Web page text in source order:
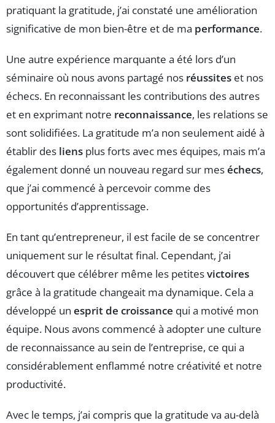
pratiquant la gratitude, j’ai constaté une amélioration
significative de mon bien-être et de ma performance.
Une autre expérience marquante a été lors d’un
séminaire où nous avons partagé nos réussites et nos
échecs. En reconnaissant les contributions des autres
et en exprimant notre reconnaissance, les relations se
sont solidifiées. La gratitude m’a non seulement aidé à
établir des liens plus forts avec mes équipes, mais m’a
également donné un nouveau regard sur meséchecs,
que j’ai commencé à percevoir comme des
opportunités d’apprentissage.
En tant qu’entrepreneur, il est facile de se concentrer
uniquement sur le résultat final. Cependant, j’ai
découvert que célébrer même les petitesvictoires
grâce à la gratitude changeait ma dynamique. Cela a
développé un esprit de croissance qui a motivé mon
équipe. Nous avons commencé à adopter une culture
de reconnaissance au sein de l’entreprise, ce qui a
considérablement enflammé notre créativité et notre
productivité.
Avec le temps, j’ai compris que la gratitude va au-delà